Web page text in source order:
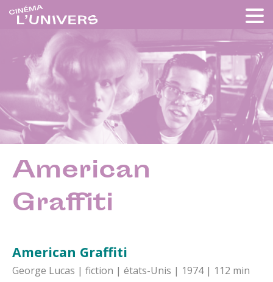
American
Graffiti
American Graffiti
George Lucas | fiction | états-Unis | 1974 | 112 min